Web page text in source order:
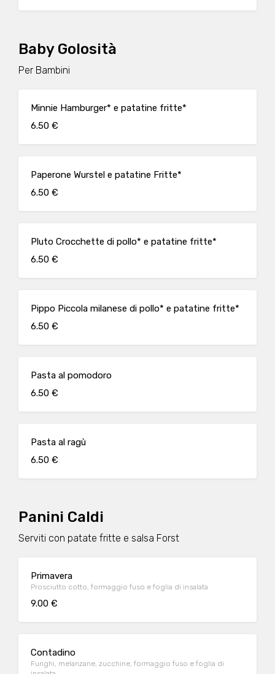
Baby Golosità
Per Bambini
Minnie Hamburger* e patatine fritte*
6.50 €
Paperone Wurstel e patatine Fritte*
6.50 €
Pluto Crocchette di pollo* e patatine fritte*
6.50 €
Pippo Piccola milanese di pollo* e patatine fritte*
6.50 €
Pasta al pomodoro
6.50 €
Pasta al ragù
6.50 €
Panini Caldi
Serviti con patate fritte e salsa Forst
Primavera
Prosciutto cotto, formaggio fuso e foglia di insalata
9.00 €
Contadino
Funghi, melanzane, zucchine, formaggio fuso e foglia di